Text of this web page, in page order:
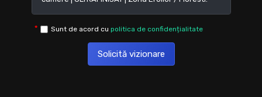
Sunt de acord cu politica de confidențialitate
Solicită vizionare